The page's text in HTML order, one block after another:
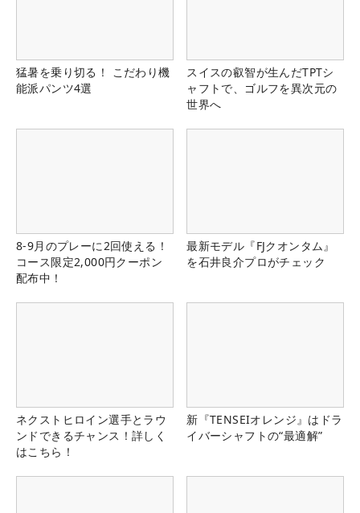
猛暑を乗り切る！ こだわり機
能派パンツ4選
スイスの叡智が生んだTPTシ
ャフトで、ゴルフを異次元の
世界へ
8-9月のプレーに2回使える！
コース限定2,000円クーポン
配布中！
最新モデル『FJクオンタム』
を石井良介プロがチェック
ネクストヒロイン選手とラウ
ンドできるチャンス！詳しく
はこちら！
新『TENSEIオレンジ』はドラ
イバーシャフトの“最適解”